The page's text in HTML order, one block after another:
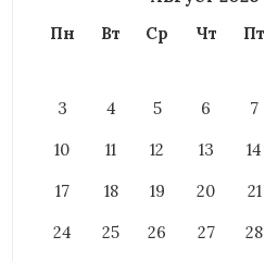
Пн Вт Ср Чт Пт
3
4 5 6 7
10
11 12 13 14
17
18 19 20 21
24
25 26 27 28